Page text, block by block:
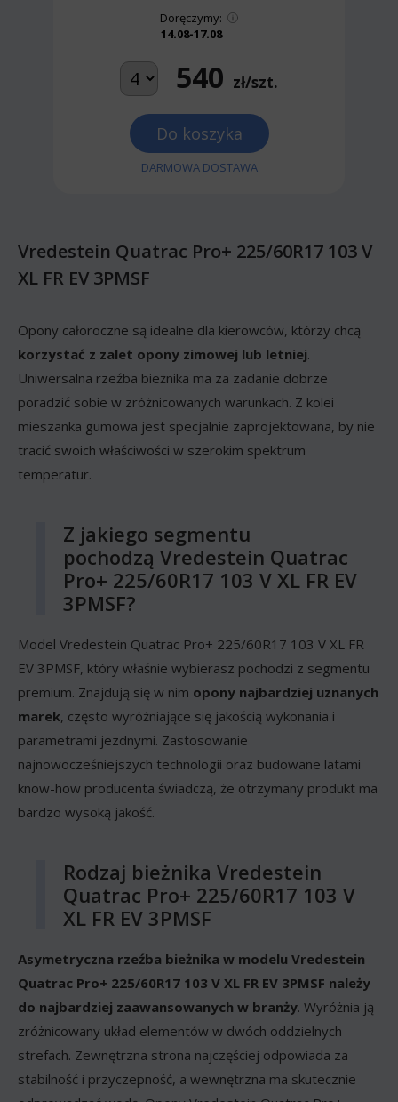
Doręczymy:
14.08-17.08
540 zł/szt.
Do koszyka
DARMOWA DOSTAWA
Vredestein Quatrac Pro+ 225/60R17 103 V
XL FR EV 3PMSF
Opony całoroczne są idealne dla kierowców, którzy chcą
korzystać z zalet opony zimowej lub letniej.
Uniwersalna rzeźba bieżnika ma za zadanie dobrze
poradzić sobie w zróżnicowanych warunkach. Z kolei
mieszanka gumowa jest specjalnie zaprojektowana, by nie
tracić swoich właściwości w szerokim spektrum
temperatur.
Z jakiego segmentu
pochodzą Vredestein Quatrac
Pro+ 225/60R17 103 V XL FR EV
3PMSF?
Model Vredestein Quatrac Pro+ 225/60R17 103 V XL FR
EV 3PMSF, który właśnie wybierasz pochodzi z segmentu
premium. Znajdują się w nim opony najbardziej uznanych
marek, często wyróżniające się jakością wykonania i
parametrami jezdnymi. Zastosowanie
najnowocześniejszych technologii oraz budowane latami
know-how producenta świadczą, że otrzymany produkt ma
bardzo wysoką jakość.
Rodzaj bieżnika Vredestein
Quatrac Pro+ 225/60R17 103 V
XL FR EV 3PMSF
Asymetryczna rzeźba bieżnika w modelu Vredestein
Quatrac Pro+ 225/60R17 103 V XL FR EV 3PMSF należy
do najbardziej zaawansowanych w branży. Wyróżnia ją
zróżnicowany układ elementów w dwóch oddzielnych
strefach. Zewnętrzna strona najczęściej odpowiada za
stabilność i przyczepność, a wewnętrzna ma skutecznie